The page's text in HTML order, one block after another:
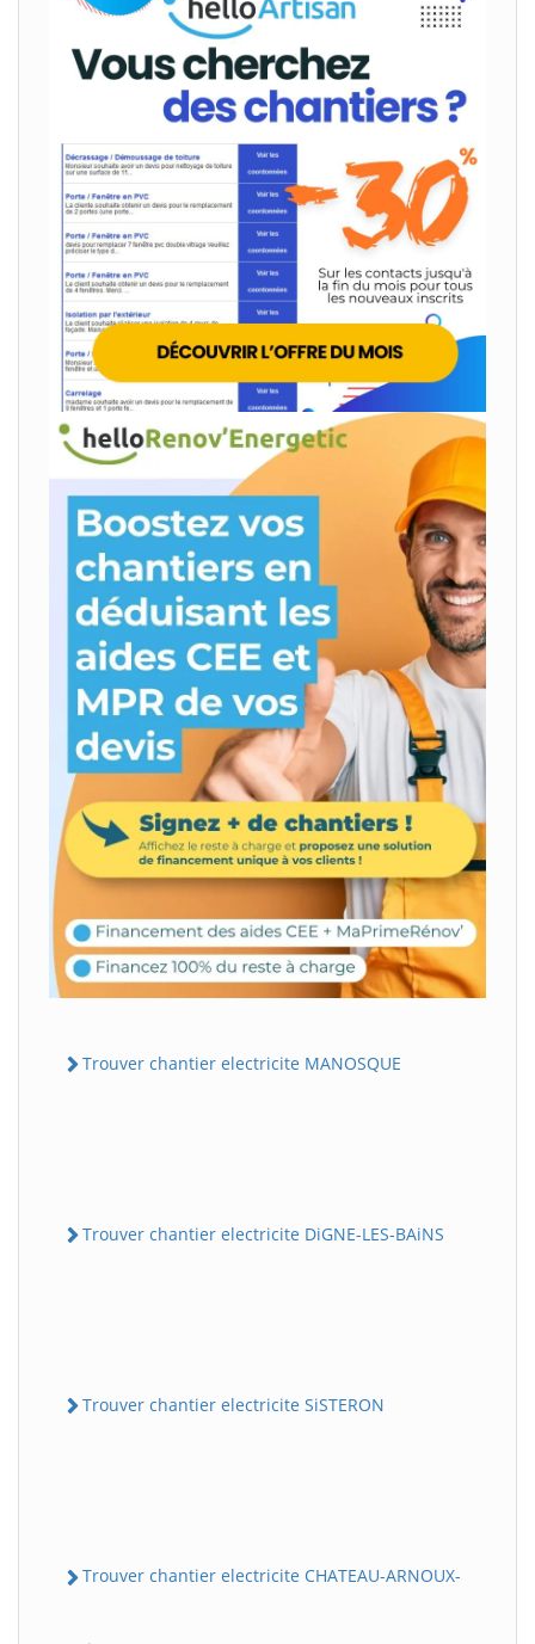
Trouver chantier electricite MANOSQUE
Trouver chantier electricite DiGNE-LES-BAiNS
Trouver chantier electricite SiSTERON
Trouver chantier electricite CHATEAU-ARNOUX-